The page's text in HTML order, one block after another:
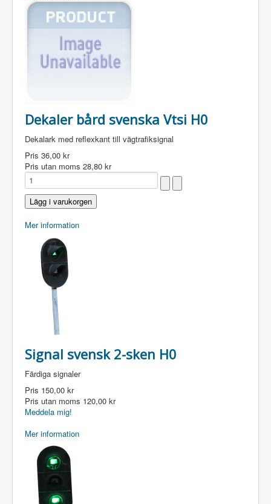
Dekaler bård svenska Vtsi H0
Dekalark med reflexkant till vägtrafiksignal
Pris 36,00 kr
Pris utan moms 28,80 kr
Mer information
Signal svensk 2-sken H0
Färdiga signaler
Pris 150,00 kr
Pris utan moms 120,00 kr
Meddela mig!
Mer information